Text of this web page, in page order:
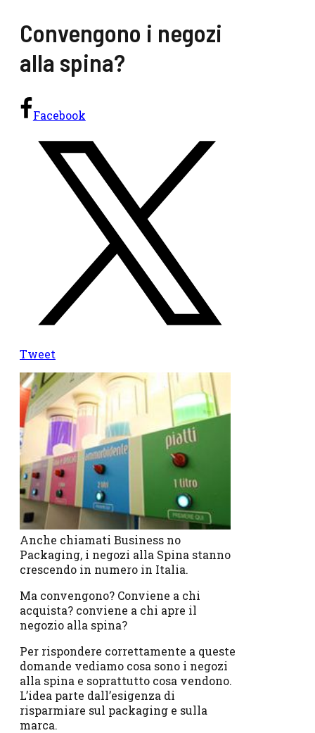
Convengono i negozi
alla spina?
Facebook
Tweet
Anche chiamati Business no
Packaging, i negozi alla Spina stanno
crescendo in numero in Italia.
Ma convengono? Conviene a chi
acquista? conviene a chi apre il
negozio alla spina?
Per rispondere correttamente a queste
domande vediamo cosa sono i negozi
alla spina e soprattutto cosa vendono.
L’idea parte dall’esigenza di
risparmiare sul packaging e sulla
marca.